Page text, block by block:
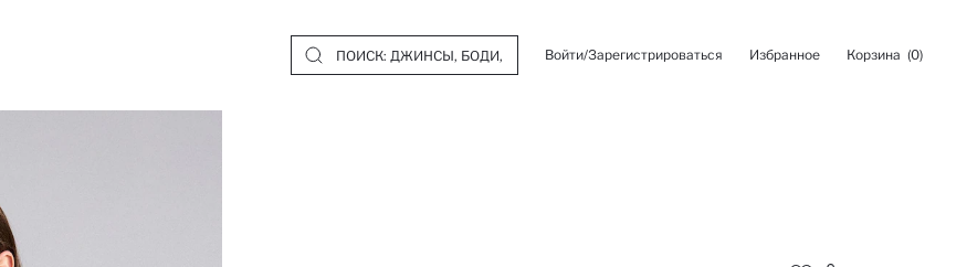
Войти/Зарегистрироваться Избранное Корзина (0)